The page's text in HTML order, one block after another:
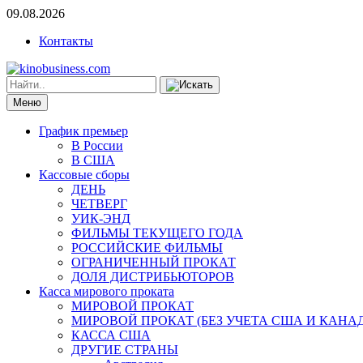
09.08.2026
Контакты
Меню
График премьер
В России
В США
Кассовые сборы
ДЕНЬ
ЧЕТВЕРГ
УИК-ЭНД
ФИЛЬМЫ ТЕКУЩЕГО ГОДА
РОССИЙСКИЕ ФИЛЬМЫ
ОГРАНИЧЕННЫЙ ПРОКАТ
ДОЛЯ ДИСТРИБЬЮТОРОВ
Касса мирового проката
МИРОВОЙ ПРОКАТ
МИРОВОЙ ПРОКАТ (БЕЗ УЧЕТА США И
КАССА США
ДРУГИЕ СТРАНЫ